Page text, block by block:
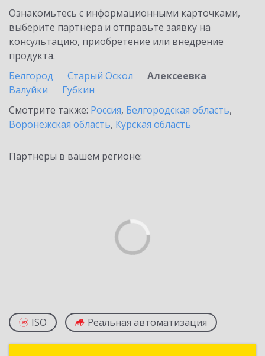
Ознакомьтесь с информационными карточками,
выберите партнёра и отправьте заявку на
консультацию, приобретение или внедрение
продукта.
Белгород
Старый Оскол
Алексеевка
Валуйки
Губкин
Смотрите также: Россия, Белгородская область,
Воронежская область, Курская область
Партнеры в вашем регионе:
ISO Реальная автоматизация